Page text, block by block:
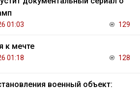
01:03 129
к мечте
01:18 128
военный объект: